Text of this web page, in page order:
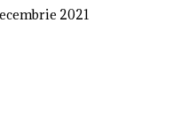
2021